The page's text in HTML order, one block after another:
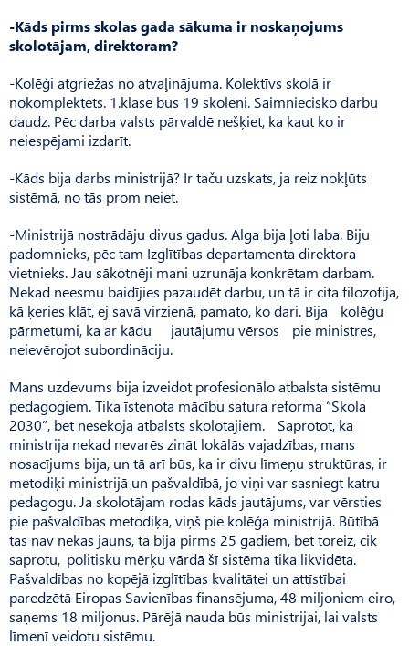
-Kāds pirms skolas gada sākuma ir noskaņojums
skolotājam, direktoram?
-Kolēģi atgriežas no atvaļinājuma. Kolektīvs skolā ir
nokomplektēts. 1.klasē būs 19 skolēni. Saimniecisko darbu
daudz. Pēc darba valsts pārvaldē nešķiet, ka kaut ko ir
neiespējami izdarīt.
-Kāds bija darbs ministrijā? Ir taču uzskats, ja reiz nokļūts
sistēmā, no tās prom neiet.
-Ministrijā nostrādāju divus gadus. Alga bija ļoti laba. Biju
padomnieks, pēc tam Izglītības departamenta direktora
vietnieks. Jau sākotnēji mani uzrunāja konkrētam darbam.
Nekad neesmu baidījies pazaudēt darbu, un tā ir cita filozofija,
kā ķeries klāt, ej savā virzienā, pamato, ko dari. Bija kolēģu
pārmetumi, ka ar kādu jautājumu vērsos pie ministres,
neievērojot subordināciju.
Mans uzdevums bija izveidot profesionālo atbalsta sistēmu
pedagogiem. Tika īstenota mācību satura reforma “Skola
2030”, bet nesekoja atbalsts skolotājiem. Saprotot, ka
ministrija nekad nevarēs zināt lokālās vajadzības, mans
nosacījums bija, un tā arī būs, ka ir divu līmeņu struktūras, ir
metodiķi ministrijā un pašvaldībā, jo viņi var sasniegt katru
pedagogu. Ja skolotājam rodas kāds jautājums, var vērsties
pie pašvaldības metodiķa, viņš pie kolēģa ministrijā. Būtībā
tas nav nekas jauns, tā bija pirms 25 gadiem, bet toreiz, cik
saprotu, politisku mērķu vārdā šī sistēma tika likvidēta.
Pašvaldības no kopējā izglītības kvalitātei un attīstībai
paredzētā Eiropas Savienības finansējuma, 48 miljoniem eiro,
saņems 18 miljonus. Pārējā nauda būs ministrijai, lai valsts
līmenī veidotu sistēmu.